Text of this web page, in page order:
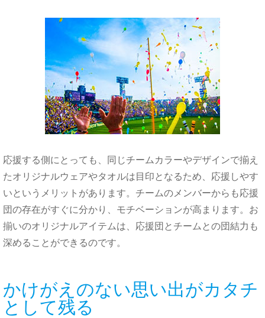
応援する側にとっても、同じチームカラーやデザインで揃え
たオリジナルウェアやタオルは目印となるため、応援しやす
いというメリットがあります。 チームのメンバーからも応援
団の存在がすぐに分かり、モチベーションが高まります。お
揃いのオリジナルアイテムは、応援団とチームとの団結力も
深める ことができるのです。
かけがえのない思い出がカタチ
として残る